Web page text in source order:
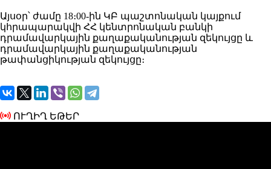
Այսօր՝ ժամը 18։00-ին ԿԲ պաշտոնական կայքում
կհրապարակվի ՀՀ կենտրոնական բանկի
դրամավարկային քաղաքականության զեկույցը և
դրամավարկային քաղաքականության
թափանցիկության զեկույցը։
ՈՒՂԻՂ ԵԹԵՐ